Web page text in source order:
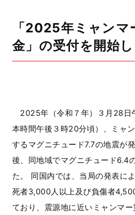
「2025年ミャンマ
金」の受付を開始
2025年（令和７年）３月28日
本時間午後３時20分頃）、ミャ
するマグニチュード7.7の地震が
後、同地域でマグニチュード6.4
た。 同国内では、当局の発表に
死者3,000人以上及び負傷者
ており、震源地に近いミャンマ